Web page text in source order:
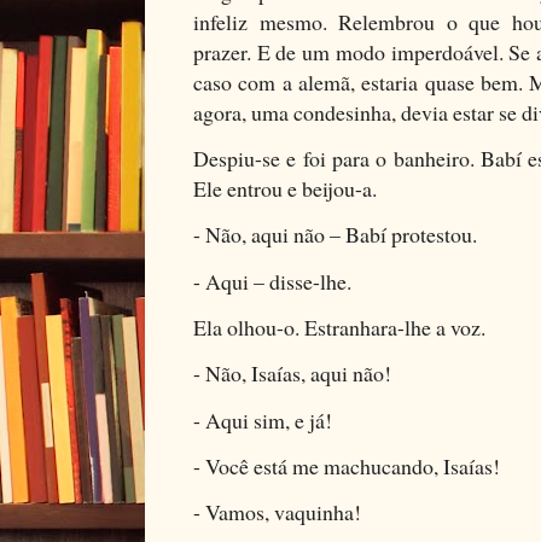
infeliz mesmo. Relembrou o que
prazer. E de um modo imperdoável. Se
caso com a alemã, estaria quase bem.
agora, uma condesinha, devia estar se
Despiu-se e foi para o banheiro. Babí
Ele entrou e beijou-a.
- Não, aqui não – Babí protestou.
- Aqui – disse-lhe.
Ela olhou-o. Estranhara-lhe a voz.
- Não, Isaías, aqui não!
- Aqui sim, e já!
- Você está me machucando, Isaías!
- Vamos, vaquinha!